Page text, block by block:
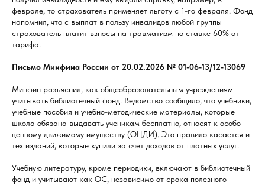
феврале, то страхователь применяет льготу с 1-го февраля. Фонд
напомнил, что с выплат в пользу инвалидов любой группы
страхователь платит взносы на травматизм по ставке 60% от
тарифа.
Письмо Минфина России от 20.02.2026 № 01-06-13/12-13069
Минфин разъяснил, как общеобразовательным учреждениям
учитывать библиотечный фонд. Ведомство сообщило, что учебники,
учебные пособия и учебно-методические материалы, которые
школа обязана выдавать ученикам бесплатно, относят к особо
ценному движимому имуществу (ОЦДИ). Это правило касается и
тех изданий, которые купили за счет доходов от платных услуг.
Учебную литературу, кроме периодики, включают в библиотечный
фонд и учитывают как ОС, независимо от срока полезного